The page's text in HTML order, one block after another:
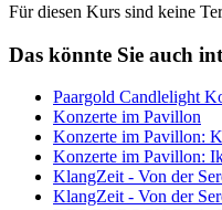
Für diesen Kurs sind keine
Das könnte Sie auch
Paargold Candlelight
Konzerte im Pavillon
Konzerte im Pavillon:
Konzerte im Pavillon:
KlangZeit - Von der
KlangZeit - Von der